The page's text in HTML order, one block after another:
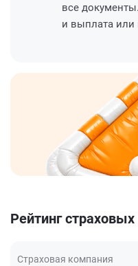
все
и выплата или
Рейтинг
Страховая компания